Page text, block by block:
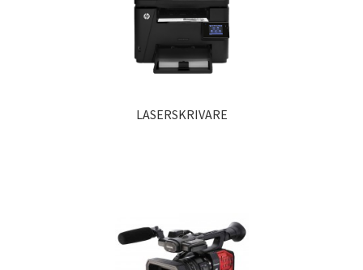
LASERSKRIVARE